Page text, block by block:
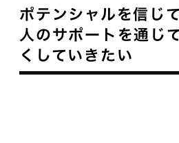
ポテンシャルを信じ
人のサポートを通じ
くしていきたい